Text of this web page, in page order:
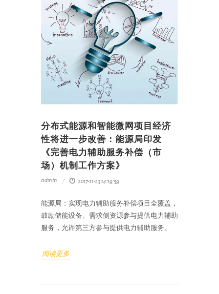
分布式能源和智能微网项目经济
性将进一步改善：能源局印发
《完善电力辅助服务补偿（市
场）机制工作方案》
admin 2017-11-23 14:19:59
能源局：实现电力辅助服务补偿项目全覆盖，
鼓励储能设备、需求侧资源参与提供电力辅助
服务，允许第三方参与提供电力辅助服务。
阅读更多